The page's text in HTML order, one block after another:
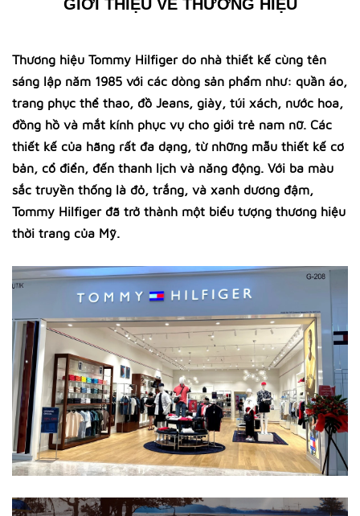
GIỚI THIỆU VỀ THƯƠNG HIỆU
Thương hiệu Tommy Hilfiger do nhà thiết kế cùng tên
sáng lập năm 1985 với các dòng sản phẩm như: quần áo,
trang phục thể thao, đồ Jeans, giày, túi xách, nước hoa,
đồng hồ và mắt kính phục vụ cho giới trẻ nam nữ. Các
thiết kế của hãng rất đa dạng, từ những mẫu thiết kế cơ
bản, cổ điển, đến thanh lịch và năng động. Với ba màu
sắc truyền thống là đỏ, trắng, và xanh dương đậm,
Tommy Hilfiger đã trở thành một biểu tượng thương hiệu
thời trang của Mỹ.